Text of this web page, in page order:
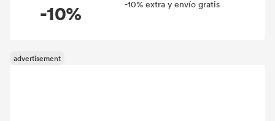
-10% -10% extra y envío gratis